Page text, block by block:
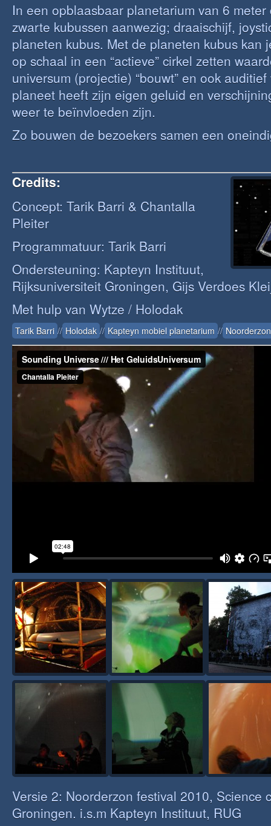
In een opblaasbaar planetarium van 6
zwarte kubussen aanwezig; draaischijf,
planeten kubus. Met de planeten kubus kan
op schaal in een “actieve” cirkel zetten
universum (projectie) “bouwt” en ook
planeet heeft zijn eigen geluid en
weer te beïnvloeden zijn.
Zo bouwen de bezoekers samen een
Credits:
Concept: Tarik Barri & Chantalla
Pleiter
Programmatuur: Tarik Barri
Ondersteuning: Kapteyn Instituut,
Rijksuniversiteit Groningen, Gijs Verdoes
Met hulp van Wytze / Holodak
Tarik Barri // Holodak // Kapteyn mobiel planetarium //
Versie 2: Noorderzon festival 2010, Science
Groningen. i.s.m Kapteyn Instituut, RUG